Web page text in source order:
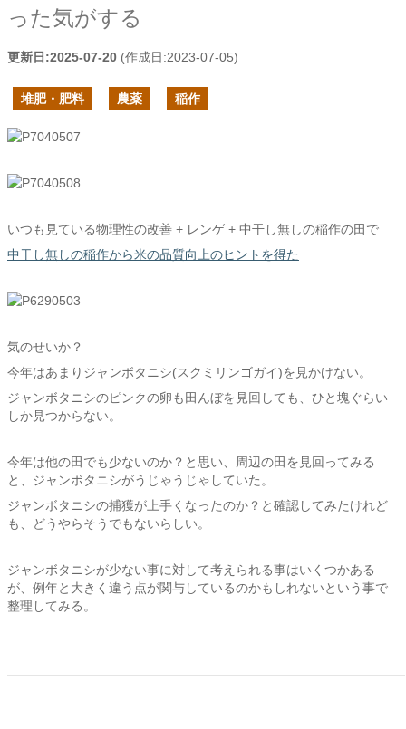
った気がする
更新日:2025-07-20 (作成日:2023-07-05)
堆肥・肥料 農薬 稲作
いつも見ている物理性の改善 + レンゲ + 中干し無しの稲作の田で
中干し無しの稲作から米の品質向上のヒントを得た
気のせいか？
今年はあまりジャンボタニシ(スクミリンゴガイ)を見かけない。
ジャンボタニシのピンクの卵も田んぼを見回しても、ひと塊ぐらい
しか見つからない。
今年は他の田でも少ないのか？と思い、周辺の田を見回ってみる
と、ジャンボタニシがうじゃうじゃしていた。
ジャンボタニシの捕獲が上手くなったのか？と確認してみたけれど
も、どうやらそうでもないらしい。
ジャンボタニシが少ない事に対して考えられる事はいくつかある
が、例年と大きく違う点が関与しているのかもしれないという事で
整理してみる。